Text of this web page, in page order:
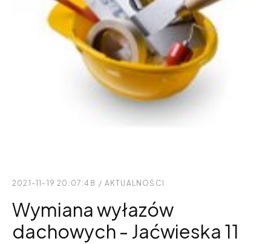
2021-11-19 20:07:48 / AKTUALNOŚCI
Wymiana wyłazów
dachowych - Jaćwieska 11